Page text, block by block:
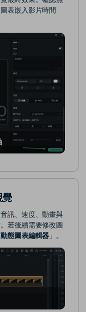
表嵌入影片時間
覺
訊、速度、動畫與
若後續需要修改圖
動態圖表編輯器 」。